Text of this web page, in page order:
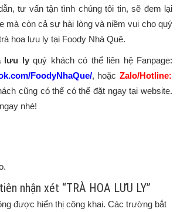
tư vấn tận tình chúng tôi tin, sẽ đem lại
mà còn cả sự hài lòng và niềm vui cho quý
hoa lưu ly tại Foody Nhà Quê.
lưu lyquý khách có thể liên hệ Fanpage:
FoodyNhaQue/, hoặc Zalo/Hotline:
cũng có thể có thể đặt ngay tại website.
nhé!
nhận xét “TRÀ HOA LƯU LY”
được hiển thị công khai. Các trường bắt